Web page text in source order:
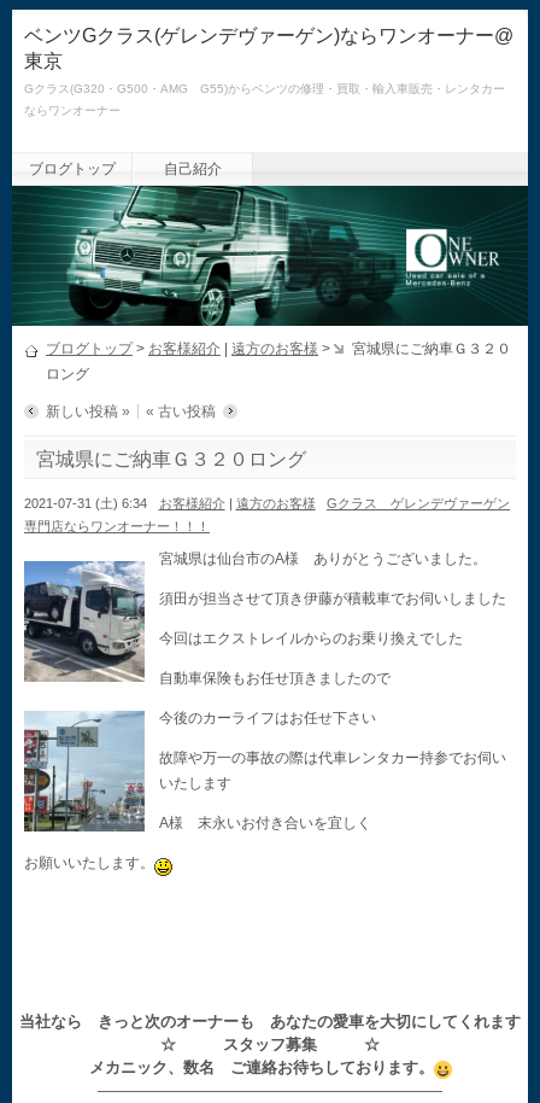
ベンツGクラス(ゲレンデヴァーゲン)ならワンオーナー@
東京
Gクラス(G320・G500・AMG G55)からベンツの修理・買取・輸入車販売・レンタカー
ならワンオーナー
ブログトップ 自己紹介
ブログトップ> お客様紹介 遠方のお客様 >
宮城県にご納車Ｇ３２０
ロング
新しい投稿 » « 古い投稿
宮城県にご納車Ｇ３２０ロング
2021-07-31 (土) 6:34 お客様紹介| 遠方のお客様
Gクラス ゲレンデヴァーゲン
専門店ならワンオーナー！！！
宮城県は仙台市のA様 ありがとうございました。
須田が担当させて頂き伊藤が積載車でお伺いしました
今回はエクストレイルからのお乗り換えでした
自動車保険もお任せ頂きましたので
今後のカーライフはお任せ下さい
故障や万一の事故の際は代車レンタカー持参でお伺い
いたします
A様 末永いお付き合いを宜しく
お願いいたします。
当社なら きっと次のオーナーも あなたの愛車を大切にしてくれます
☆ スタッフ募集 ☆
メカニック、数名 ご連絡お待ちしております。
——————————————————————